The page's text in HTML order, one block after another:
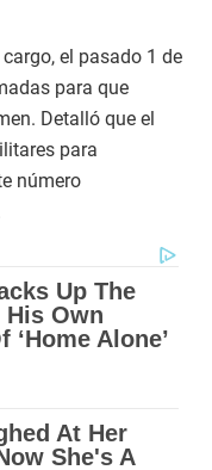
el pasado 1 de
para que
Detalló que el
para
número